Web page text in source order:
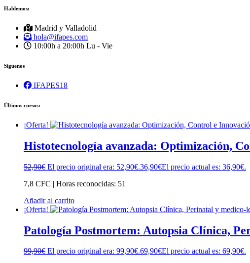
Hablemos:
Madrid y Valladolid
hola@ifapes.com
10:00h a 20:00h Lu - Vie
Síguenos
IFAPES18
Últimos cursos:
¡Oferta!
Histotecnología avanzada: Optimización,
52,90€ El precio original era: 52,90€.36,90€El precio actual es: 36,90€.
7,8 CFC | Horas reconocidas: 51
Añadir al carrito
¡Oferta!
Patología Postmortem: Autopsia Clínica,
99,90€ El precio original era: 99,90€.69,90€El precio actual es: 69,90€.